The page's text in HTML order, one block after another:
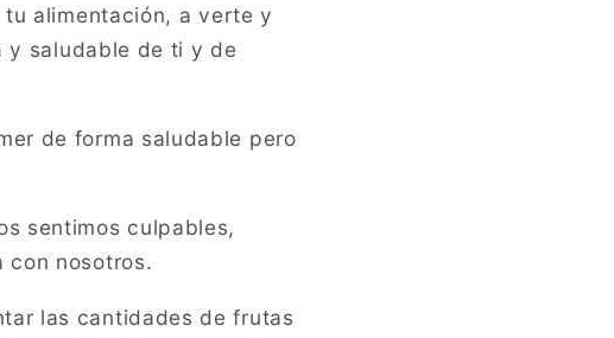
alimentación, a verte y
y saludable de ti y de
de forma saludable pero
sentimos culpables,
con nosotros.
las cantidades de frutas